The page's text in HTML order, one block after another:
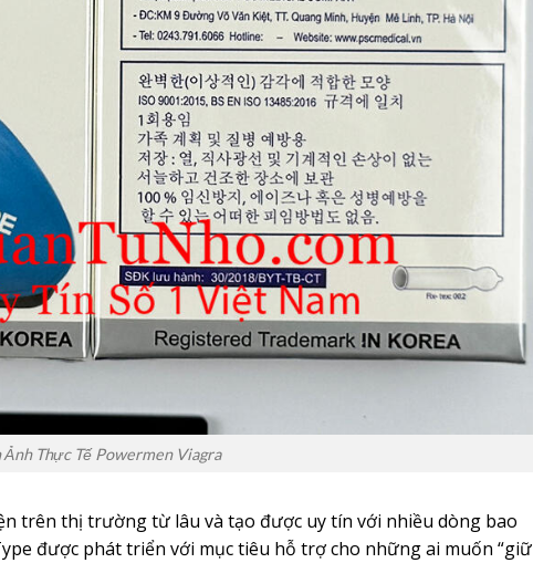
Thực Tế Powermen Viagra
trên thị trường từ lâu và tạo được uy tín với nhiều dòng bao
được phát triển với mục tiêu hỗ trợ cho những ai muốn “giữ